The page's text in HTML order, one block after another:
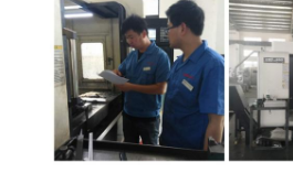
MAPPA
DEL
SITO
PRIVACY